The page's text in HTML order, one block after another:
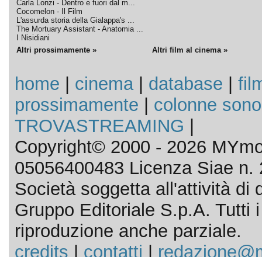
Carla Lonzi - Dentro e fuori dal m...
Cocomelon - Il Film
L'assurda storia della Gialappa's ...
The Mortuary Assistant - Anatomia ...
I Nisidiani
Altri prossimamente » Altri film al cinema »
home cinema| database
prossimamente
colonne
TROVASTREAMING
Copyright© 2000 - 2026
05056400483 Licenza Siae n.
Società soggetta all'attività di
Gruppo Editoriale S.p.A. Tutti
riproduzione anche parziale.
credits
contatti